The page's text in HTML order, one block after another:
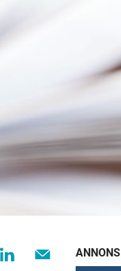
ANNONS